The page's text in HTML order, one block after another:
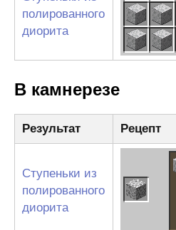
полированного
диорита
В камнерезе
Результат Рецепт
Ступеньки из
полированного
диорита